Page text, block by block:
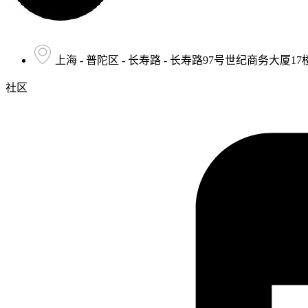
上海 - 普陀区 - 长寿路 - 长寿路97号世纪商务大厦17
社区